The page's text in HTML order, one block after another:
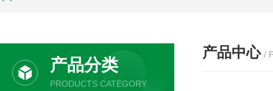
产品分类
PRODUCTS CATEGORY
产品中心 /